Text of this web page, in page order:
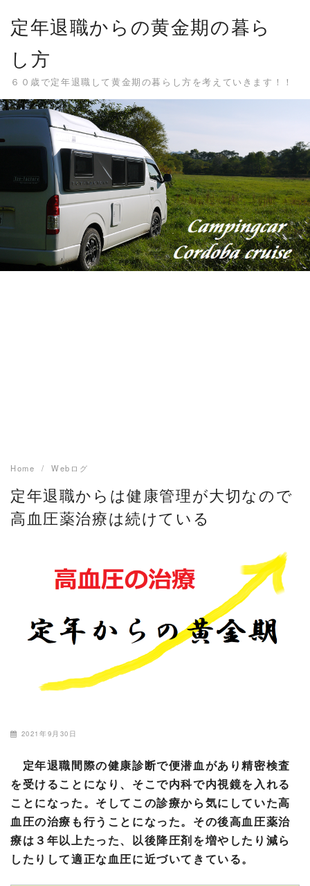
content
定年退職からの黄金期の暮ら
し方
６０歳で定年退職して黄金期の暮らし方を考えていきます！！
Home Webログ
定年退職からは健康管理が大切なので
高血圧薬治療は続けている
2021年9月30日
定年退職間際の健康診断で便潜血があり精密検査
を受けることになり、そこで内科で内視鏡を入れる
ことになった。そしてこの診療から気にしていた高
血圧の治療も行うことになった。その後高血圧薬治
療は３年以上たった、以後降圧剤を増やしたり減ら
したりして適正な血圧に近づいてきている。